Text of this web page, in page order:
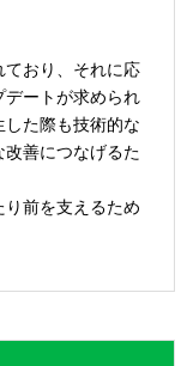
ており、それに応
デートが求められ
した際も技術的な
善につなげるた
前を支えるため